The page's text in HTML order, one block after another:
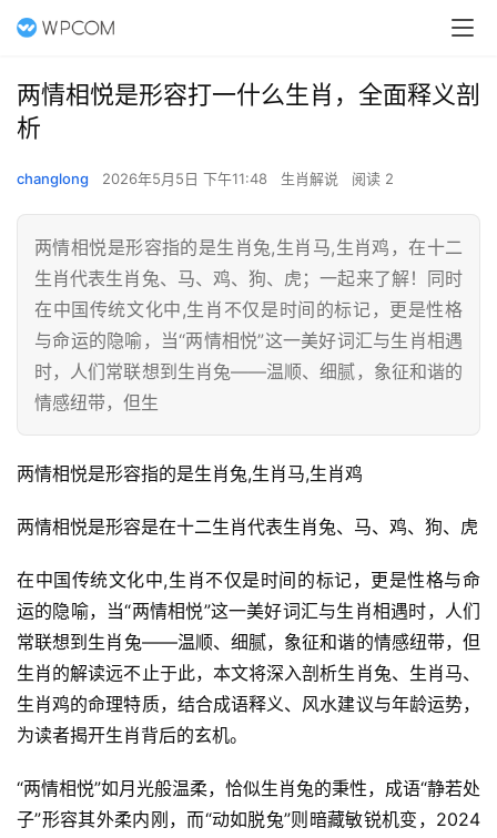
两情相悦是形容打一什么生肖，全面释义剖
析
changlong 2026年5月5日 下午11:48 生肖解说 阅读 2
两情相悦是形容指的是生肖兔,生肖马,生肖鸡，在十二
生肖代表生肖兔、马、鸡、狗、虎；一起来了解！同时
在中国传统文化中,生肖不仅是时间的标记，更是性格
与命运的隐喻，当“两情相悦”这一美好词汇与生肖相遇
时，人们常联想到生肖兔——温顺、细腻，象征和谐的
情感纽带，但生
两情相悦是形容指的是生肖兔,生肖马,生肖鸡
两情相悦是形容是在十二生肖代表生肖兔、马、鸡、狗、虎
在中国传统文化中,生肖不仅是时间的标记，更是性格与命
运的隐喻，当“两情相悦”这一美好词汇与生肖相遇时，人们
常联想到生肖兔——温顺、细腻，象征和谐的情感纽带，但
生肖的解读远不止于此，本文将深入剖析生肖兔、生肖马、
生肖鸡的命理特质，结合成语释义、风水建议与年龄运势，
为读者揭开生肖背后的玄机。
“两情相悦”如月光般温柔，恰似生肖兔的秉性，成语“静若处
子”形容其外柔内刚，而“动如脱兔”则暗藏敏锐机变，2024